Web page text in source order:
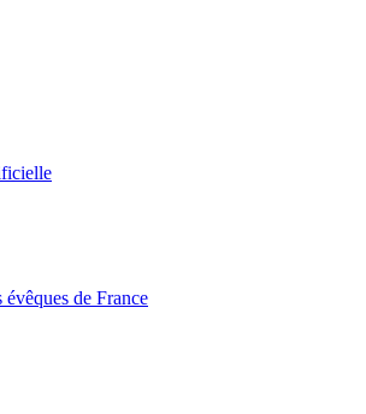
évêques de France